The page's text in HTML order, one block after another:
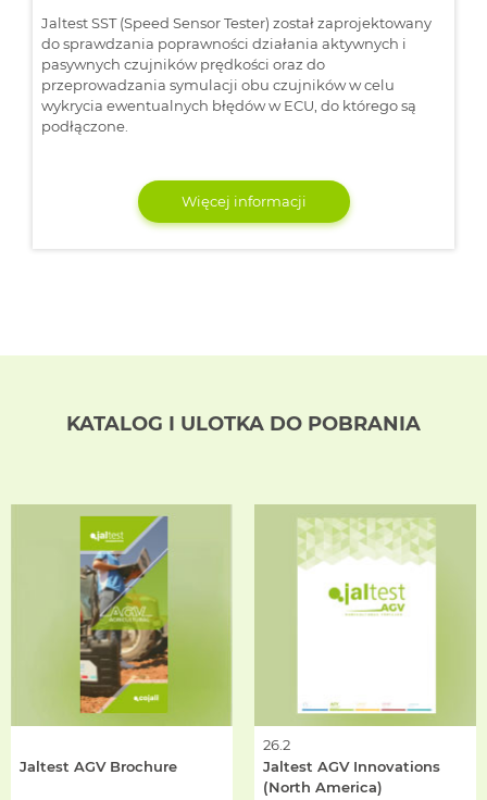
Jaltest SST (Speed Sensor Tester) został zaprojektowany
do sprawdzania poprawności działania aktywnych i
pasywnych czujników prędkości oraz do
przeprowadzania symulacji obu czujników w celu
wykrycia ewentualnych błędów w ECU, do którego są
podłączone.
Więcej informacji
KATALOG I ULOTKA DO POBRANIA
Jaltest AGV Brochure
26.2
Jaltest AGV Innovations
(North America)